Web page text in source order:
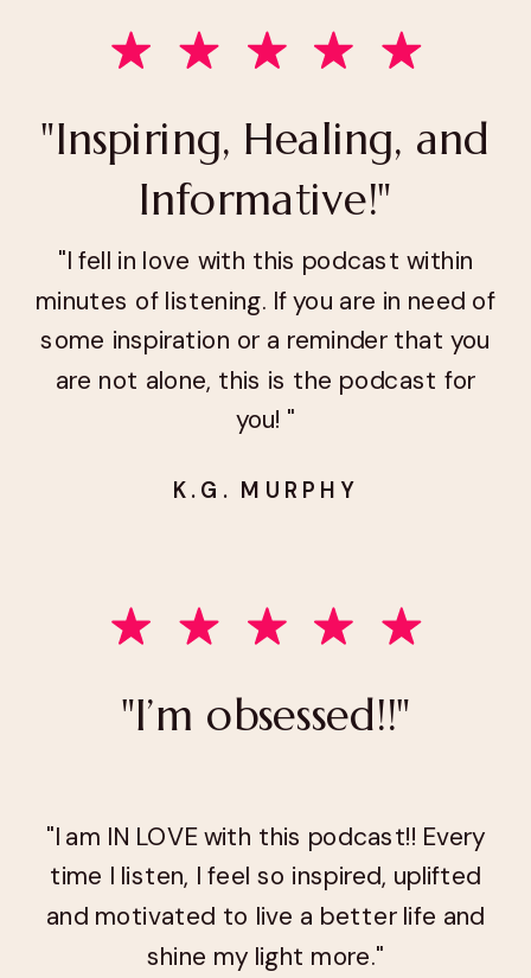
"I am IN LOVE with this podcast!! Every
time I listen, I feel so inspired, uplifted
and motivated to live a better life and
shine my light more."
"I’m obsessed!!"
K.G. MURPHY
"I fell in love with this podcast within
minutes of listening. If you are in need of
some inspiration or a reminder that you
are not alone, this is the podcast for
you! "
"Inspiring, Healing, and
Informative!"